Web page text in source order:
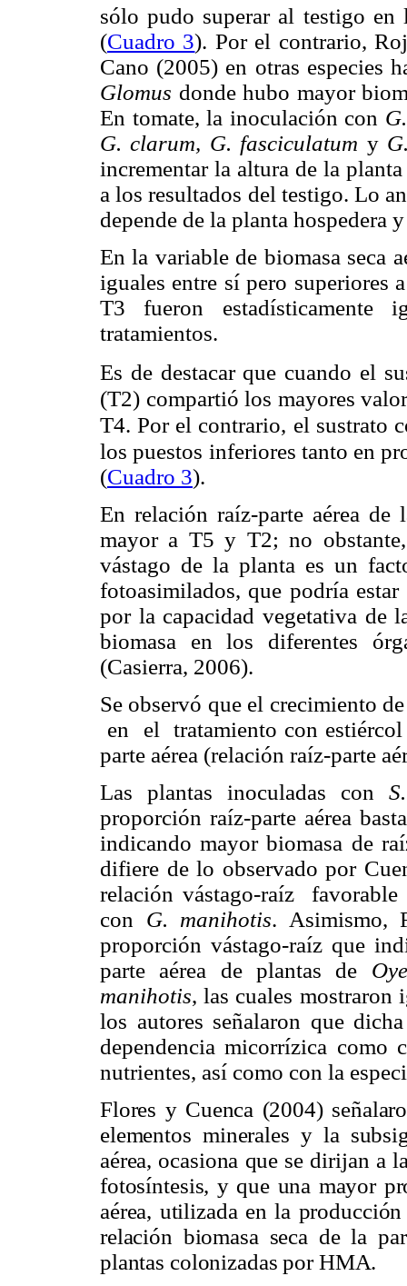
sólo pudo superar al testigo
(Cuadro 3). Por el contrario,
Cano (2005) en otras especies
Glomus donde hubo mayor
En tomate, la inoculación con
G. clarum, G. fasciculatum y
incrementar la altura de la
a los resultados del testigo. Lo
depende de la planta hospedera
En la variable de biomasa seca
iguales entre sí pero superiores
T3 fueron
tratamientos.
Es de destacar que cuando el
(T2) compartió los mayores
T4. Por el contrario, el sustrato
los puestos inferiores tanto en
(Cuadro 3).
En relación raíz-parte aérea
mayor a T5 y T2; no
vástago de la planta es un
fotoasimilados, que podría
por la capacidad vegetativa de
biomasa en los diferentes
(Casierra, 2006).
Se observó que el crecimiento
en el tratamiento con
parte aérea (relación raíz-parte
Las plantas inoculadas con
proporción raíz-parte aérea
indicando mayor biomasa de
difiere de lo observado por
relación vástago-raíz favorable
con G. manihotis. Asimismo,
proporción vástago-raíz que
parte aérea de plantas de
manihotis, las cuales mostraron
los autores señalaron que
dependencia micorrízica como
nutrientes, así como con la
Flores y Cuenca (2004)
elementos minerales y la
aérea, ocasiona que se dirijan a
fotosíntesis, y que una mayor
aérea, utilizada en la
relación biomasa seca de la
plantas colonizadas por HMA.